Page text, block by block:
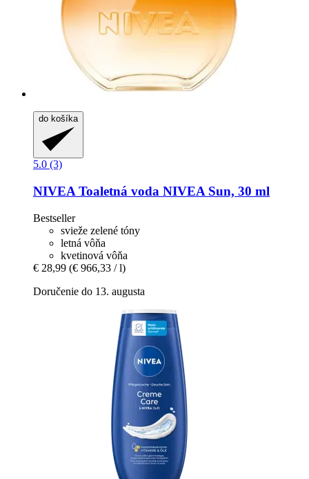
do košíka
5.0 (3)
NIVEA Toaletná voda NIVEA Sun, 30 ml
Bestseller
svieže zelené tóny
letná vôňa
kvetinová vôňa
€ 28,99 (€ 966,33 / l)
Doručenie do 13. augusta